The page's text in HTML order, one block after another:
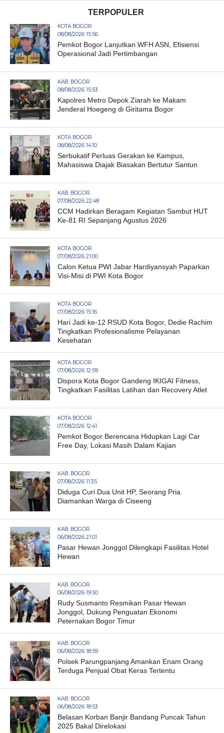
TERPOPULER
KOTA BOGOR
08/08/2026 15:56
Pemkot Bogor Lanjutkan WFH ASN, Efisiensi
Operasional Jadi Pertimbangan
KAB. BOGOR
08/08/2026 15:53
Kapolres Metro Depok Ziarah ke Makam
Jenderal Hoegeng di Giritama Bogor
KOTA BOGOR
08/08/2026 14:10
Serbukatif Perluas Gerakan ke Kampus,
Mahasiswa Diajak Biasakan Bertutur Santun
KAB. BOGOR
07/08/2026 22:48
CCM Hadirkan Beragam Kegiatan Sambut HUT
Ke-81 RI Sepanjang Agustus 2026
KOTA BOGOR
07/08/2026 21:00
Calon Ketua PWI Jabar Hardiyansyah Paparkan
Visi-Misi di PWI Kota Bogor
KOTA BOGOR
07/08/2026 15:16
Hari Jadi ke-12 RSUD Kota Bogor, Dedie Rachim
Tingkatkan Profesionalisme Pelayanan
Kesehatan
KOTA BOGOR
07/08/2026 12:59
Dispora Kota Bogor Gandeng IKIGAI Fitness,
Tingkatkan Fasilitas Latihan dan Recovery Atlet
KOTA BOGOR
07/08/2026 12:41
Pemkot Bogor Berencana Hidupkan Lagi Car
Free Day, Lokasi Masih Dalam Kajian
KAB. BOGOR
07/08/2026 11:35
Diduga Curi Dua Unit HP, Seorang Pria
Diamankan Warga di Ciseeng
KAB. BOGOR
06/08/2026 21:01
Pasar Hewan Jonggol Dilengkapi Fasilitas Hotel
Hewan
KAB. BOGOR
06/08/2026 19:50
Rudy Susmanto Resmikan Pasar Hewan
Jonggol, Dukung Penguatan Ekonomi
Peternakan Bogor Timur
KAB. BOGOR
06/08/2026 18:59
Polsek Parungpanjang Amankan Enam Orang
Terduga Penjual Obat Keras Tertentu
KAB. BOGOR
06/08/2026 18:53
Belasan Korban Banjir Bandang Puncak Tahun
2025 Bakal Direlokasi